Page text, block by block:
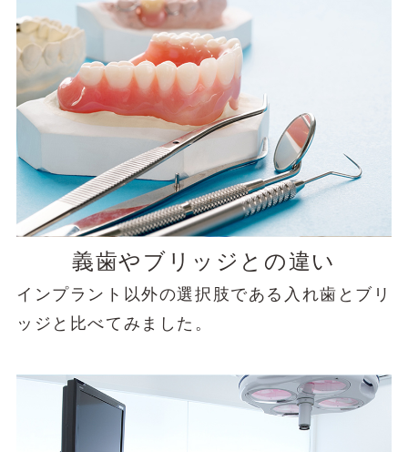
義歯やブリッジとの違い
インプラント以外の選択肢である入れ歯とブリ
ッジと比べてみました。